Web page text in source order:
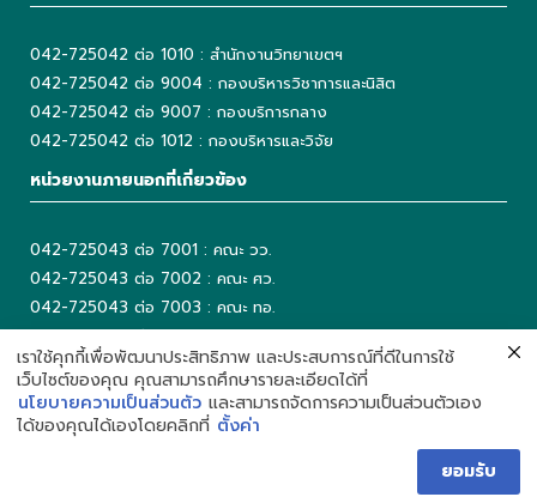
042-725042 ต่อ 1010 : สำนักงานวิทยาเขตฯ
042-725042 ต่อ 9004 : กองบริหารวิชาการและนิสิต
042-725042 ต่อ 9007 : กองบริการกลาง
042-725042 ต่อ 1012 : กองบริหารและวิจัย
หน่วยงานภายนอกที่เกี่ยวข้อง
042-725043 ต่อ 7001 : คณะ วว.
042-725043 ต่อ 7002 : คณะ ศว.
042-725043 ต่อ 7003 : คณะ ทอ.
042-725043 ต่อ 2001 : คณะ ศส.
Development by Department of Information Technology,
Kasetsart University Chalermphrakiat Sakonnakhon Province
เราใช้คุกกี้เพื่อพัฒนาประสิทธิภาพ และประสบการณ์ที่ดีในการใช้
เว็บไซต์ของคุณ คุณสามารถศึกษารายละเอียดได้ที่
นโยบายความเป็นส่วนตัว และสามารถจัดการความเป็นส่วนตัวเอง
ได้ของคุณได้เองโดยคลิกที่ ตั้งค่า
ยอมรับ